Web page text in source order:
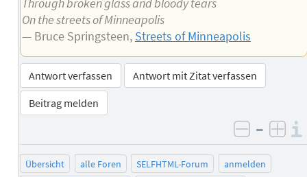
Through broken glass and bloody tears
On the streets of Minneapolis
— Bruce Springsteen, Streets of Minneapolis
Antwort verfassen
Antwort mit Zitat verfassen
Beitrag melden
negativ
–
Übersicht alle Foren SELFHTML-Forum
anmelden